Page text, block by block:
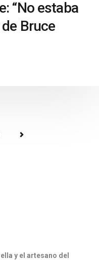
“No estaba
Bruce
y el artesano del